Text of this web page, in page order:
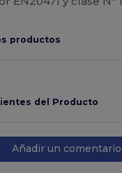
productos
del Producto
Añadir un comentario